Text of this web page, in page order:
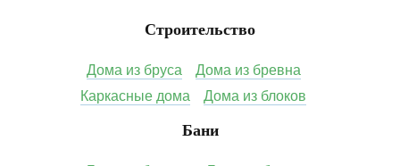
Строительство
Дома из бруса
Дома из бревна
Каркасные дома
Дома из блоков
Бани